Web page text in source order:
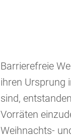
Barrierefreie
ihren Ursprung
sind,
Vorräten
Weihnachts-